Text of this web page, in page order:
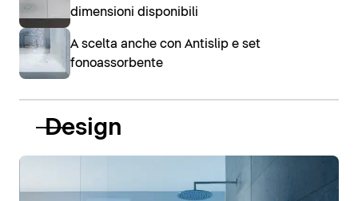
dimensioni disponibili
A scelta anche con Antislip e set
fonoassorbente
Design